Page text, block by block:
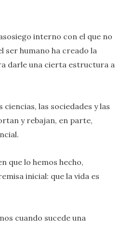
interno con el que no
ser humano ha creado la
darle una cierta estructura a
ciencias, las sociedades y las
y rebajan, en parte,
que lo hemos hecho,
inicial: que la vida es
cuando sucede una